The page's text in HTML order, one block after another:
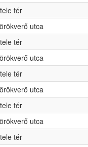
tér
utca
tér
utca
tér
utca
tér
utca
tér